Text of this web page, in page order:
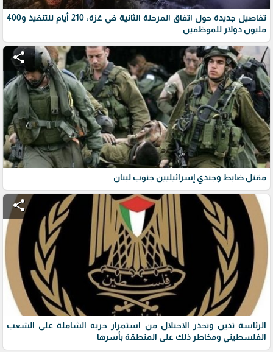
تفاصيل جديدة حول اتفاق المرحلة الثانية في غزة: 210 أيام للتنفيذ و400
مليون دولار للموظفين
share
مقتل ضابط وجندي إسرائيليين جنوب لبنان
share
الرئاسة تدين وتحذر الاحتلال من استمرار حربه الشاملة على الشعب
الفلسطيني ومخاطر ذلك على المنطقة بأسرها